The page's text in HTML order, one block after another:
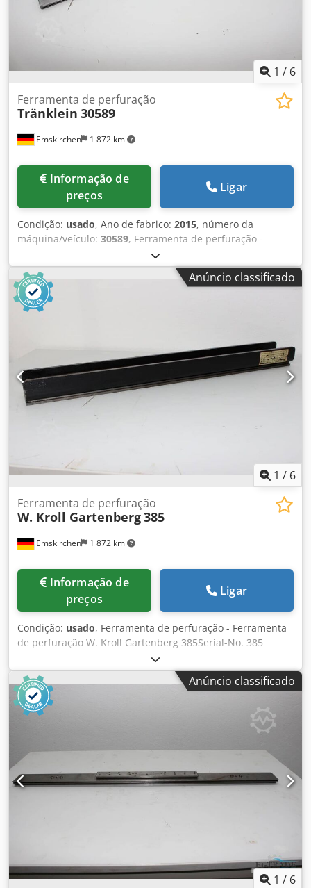
1 / 6
Emskirchen 1 872 km
Ferramenta de perfuração
Tränklein 30589
preços
Ligar
Condição: usado, Ano de fabrico: 2015, número da
máquina/veículo: 30589, Ferramenta de perfuração -
Ferramenta de perfuração Tränklein 30589Ano 2015 - Nº
de série 30589 Cedpfx Aeh Ax Dvof Hjrf Inspeção por vídeo
online através de vídeo Skype Ficaríamos muito satisfeitos
com a sua visita - mais máquinas em stock Disponível de
imediato - Pode ser inspeccionado Emskirchen /
Anúncio classificado
1 / 6
Emskirchen 1 872 km
Ferramenta de perfuração
W. Kroll Gartenberg385
preços
Ligar
Condição: usado, Ferramenta de perfuração - Ferramenta
de perfuração W. Kroll Gartenberg 385Serial-No. 385
Inspeção por vídeo online através de vídeo Skype
Ficaríamos muito satisfeitos com a sua visita - mais
máquinas em stock Disponível de imediato - Pode ser
inspeccionado Emskirchen / Nuremberga em stock - Pode
ser testado Crjdsh Ax Dgjpfx Af Hef
Anúncio classificado
1 / 6